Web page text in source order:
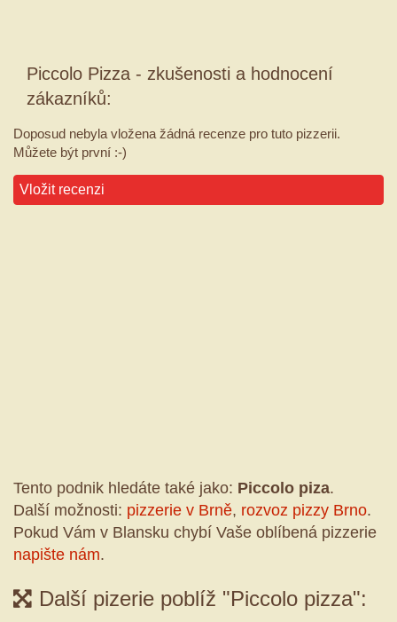
Piccolo Pizza - zkušenosti a hodnocení
zákazníků:
Doposud nebyla vložena žádná recenze pro tuto pizzerii.
Můžete být první :-)
Vložit recenzi
Tento podnik hledáte také jako: Piccolo piza.
Další možnosti: pizzerie v Brně, rozvoz pizzy Brno.
Pokud Vám v Blansku chybí Vaše oblíbená pizzerie
napište nám.
Další pizerie poblíž "Piccolo pizza":